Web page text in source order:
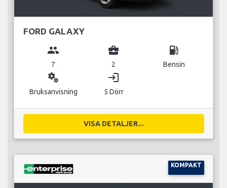
FORD GALAXY
group
7
business_center
2
local_gas_station
Bensin
miscellaneous_services
Bruksanvisning
login
5 Dörr
VISA DETALJER...
KOMPAKT